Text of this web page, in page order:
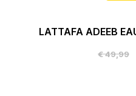
LATTAFA ADEEB
€ 49,99